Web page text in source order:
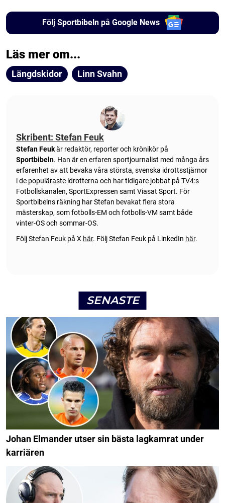
Följ Sportbibeln på Google News
Läs mer om...
Längdskidor Linn Svahn
Skribent: Stefan Feuk
Stefan Feukär redaktör, reporter och krönikör på
Sportbibeln. Han är en erfaren sportjournalist med många års
erfarenhet av att bevaka våra största, svenska idrottsstjärnor
i de populäraste idrotterna och har tidigare jobbat på TV4:s
Fotbollskanalen, SportExpressen samt Viasat Sport. För
Sportbibelns räkning har Stefan bevakat flera stora
mästerskap, som fotbolls-EM och fotbolls-VM samt både
vinter-OS och sommar-OS.
Följ Stefan Feuk på X här. Följ Stefan Feuk på LinkedIn här.
SENASTE
Johan Elmander utser sin bästa lagkamrat under
karriären